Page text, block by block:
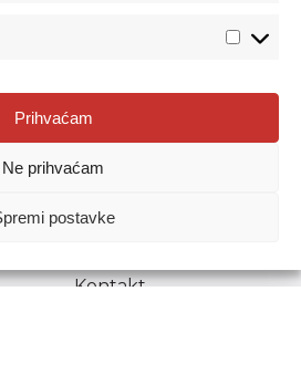
Prihvaćam
Ne prihvaćam
postavke
Zagreb
je uz navođenje izvora.
Kontakt